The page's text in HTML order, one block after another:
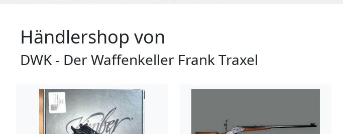
Händlershop von
DWK - Der Waffenkeller Frank Traxel